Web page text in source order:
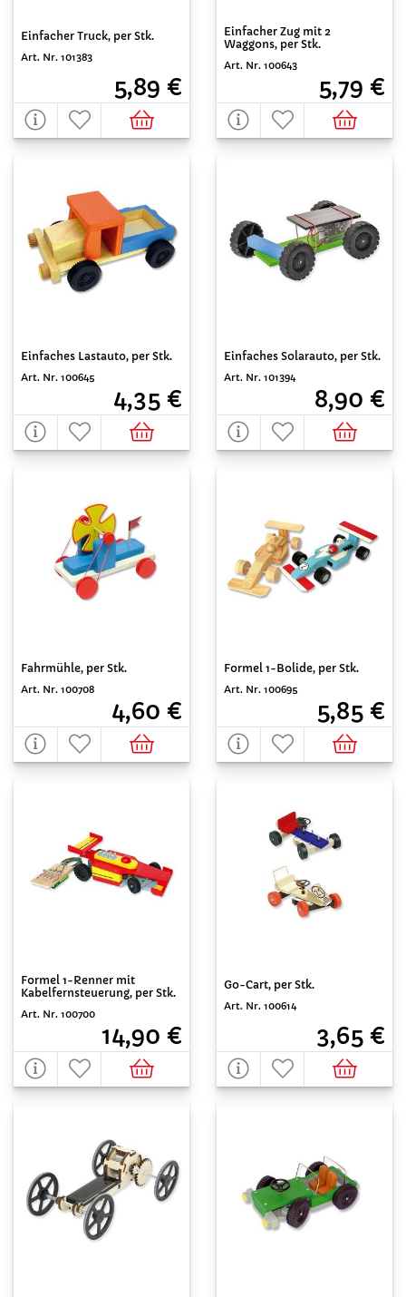
Einfacher Truck, per Stk.
Art. Nr. 101383
5,89 €
Einfacher Zug mit 2
Waggons, per Stk.
Art. Nr. 100643
5,79 €
Einfaches Lastauto, per Stk.
Art. Nr. 100645
4,35 €
Einfaches Solarauto, per Stk.
Art. Nr. 101394
8,90 €
Fahrmühle, per Stk.
Art. Nr. 100708
4,60 €
Formel 1-Bolide, per Stk.
Art. Nr. 100695
5,85 €
Formel 1-Renner mit
Kabelfernsteuerung, per Stk.
Art. Nr. 100700
14,90 €
Go-Cart, per Stk.
Art. Nr. 100614
3,65 €